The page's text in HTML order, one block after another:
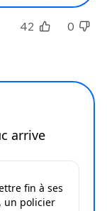
42 0